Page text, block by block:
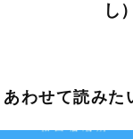
し
あわせて読みた